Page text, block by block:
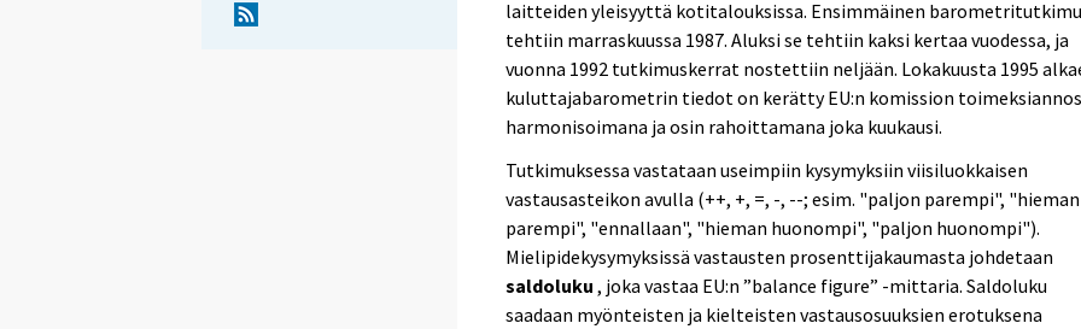
laitteiden yleisyyttä kotitalouksissa. Ensimmäinen
tehtiin marraskuussa 1987. Aluksi se tehtiin kaksi kertaa vuodessa, ja
vuonna 1992 tutkimuskerrat nostettiin neljään. Lokakuusta 1995
kuluttajabarometrin tiedot on kerätty EU:n komission
harmonisoimana ja osin rahoittamana joka kuukausi.
Tutkimuksessa vastataan useimpiin kysymyksiin viisiluokkaisen
vastausasteikon avulla (++, +, =, -, --; esim. "paljon parempi", "hieman
parempi", "ennallaan", "hieman huonompi", "paljon huonompi").
Mielipidekysymyksissä vastausten prosenttijakaumasta johdetaan
saldoluku , joka vastaa EU:n ”balance figure” -mittaria. Saldoluku
saadaan myönteisten ja kielteisten vastausosuuksien erotuksena